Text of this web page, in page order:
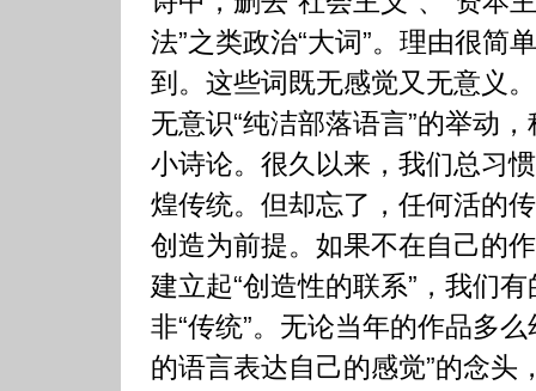
法”之类政治“大词”。理由很简
到。这些词既无感觉又无意义
无意识“纯洁部落语言”的举动
小诗论。很久以来，我们总习
煌传统。但却忘了，任何活的
创造为前提。如果不在自己的
建立起“创造性的联系”，我们
非“传统”。无论当年的作品多
的语言表达自己的感觉”的念头